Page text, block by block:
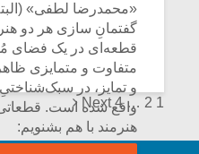
«محمدرضا لطفی»
گفتمانِ سازی هر دو
قطعه‌ای در یک فضای
متفاوت و متمایزی
و تمایز، در سبک‌شناختیِ
واقع شده است. قطعاتی
هنرمند با هم بشنویم:
Posts
navigation
1
2
…
4
Next